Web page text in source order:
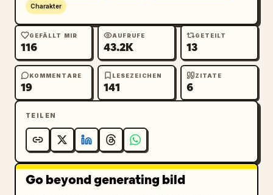
Charakter
GEFÄLLT MIR
116
AUFRUFE
43.2K
GETEILT
13
KOMMENTARE
19
LESEZEICHEN
141
ZITATE
6
TEILEN
Go beyond generating bild